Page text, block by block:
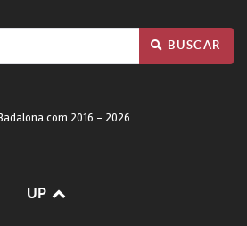
BUSCAR
2016 - 2026
UP